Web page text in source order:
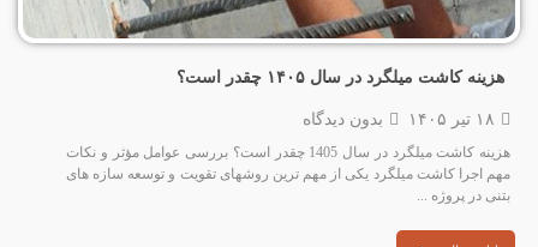
هزینه کاشت میلگرد در سال ۱۴۰۵ چقدر است؟
۱۸ تیر ۱۴۰۵ بدون دیدگاه
هزینه کاشت میلگرد در سال 1405 چقدر است؟ بررسی عوامل مؤثر و نکات
مهم اجرا کاشت میلگرد یکی از مهم‌ ترین روشهای تقویت و توسعه سازه‌ های
بتنی در پروژه‌ ...